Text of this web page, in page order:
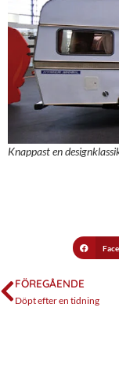
Knappast en
FÖREGÅENDE
Döpt efter en tidning